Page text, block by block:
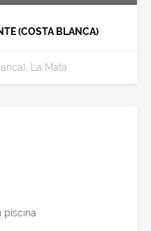
(COSTA BLANCA)
La Mata